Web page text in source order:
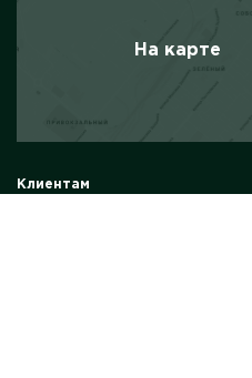
На карте
Клиентам